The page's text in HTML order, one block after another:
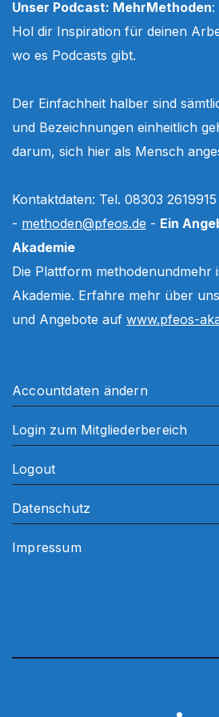
Unser Podcast: MehrMethoden:
Hol dir Inspiration für deinen
wo es Podcasts gibt.
Der Einfachheit halber sind
und Bezeichnungen einheitlich
darum, sich hier als Mensch
Kontaktdaten: Tel. 08303 2619915
- methoden@pfeos.de - Ein
Akademie
Die Plattform methodenundmehr
Akademie. Erfahre mehr über
und Angebote auf www.pfeos-
Accountdaten ändern
Login zum Mitgliederbereich
Logout
Datenschutz
Impressum
.